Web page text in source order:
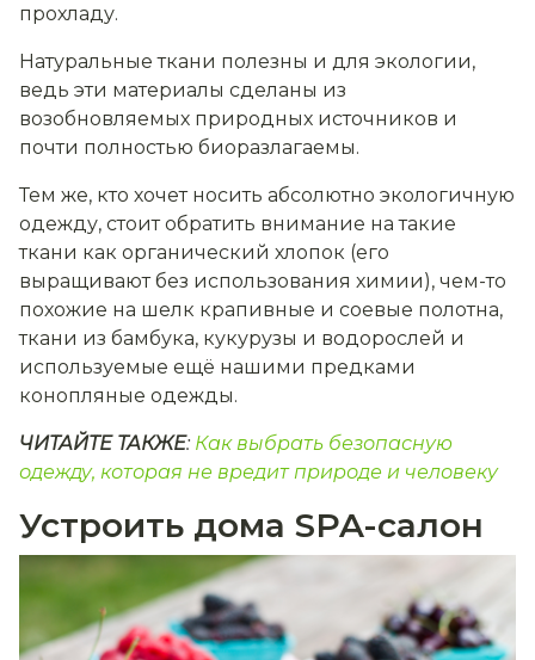
прохладу.
Натуральные ткани полезны и для экологии,
ведь эти материалы сделаны из
возобновляемых природных источников и
почти полностью биоразлагаемы.
Тем же, кто хочет носить абсолютно экологичную
одежду, стоит обратить внимание на такие
ткани как органический хлопок (его
выращивают без использования химии), чем-то
похожие на шелк крапивные и соевые полотна,
ткани из бамбука, кукурузы и водорослей и
используемые ещё нашими предками
конопляные одежды.
ЧИТАЙТЕ ТАКЖЕ: Как выбрать безопасную
одежду, которая не вредит природе и человеку
Устроить дома SPA-салон